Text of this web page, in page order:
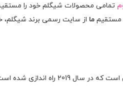
تمامی محصولات شیگلم خود را
مستقیم ما از سایت رسمی برند
شده است. دفتر مرکزی این برند در